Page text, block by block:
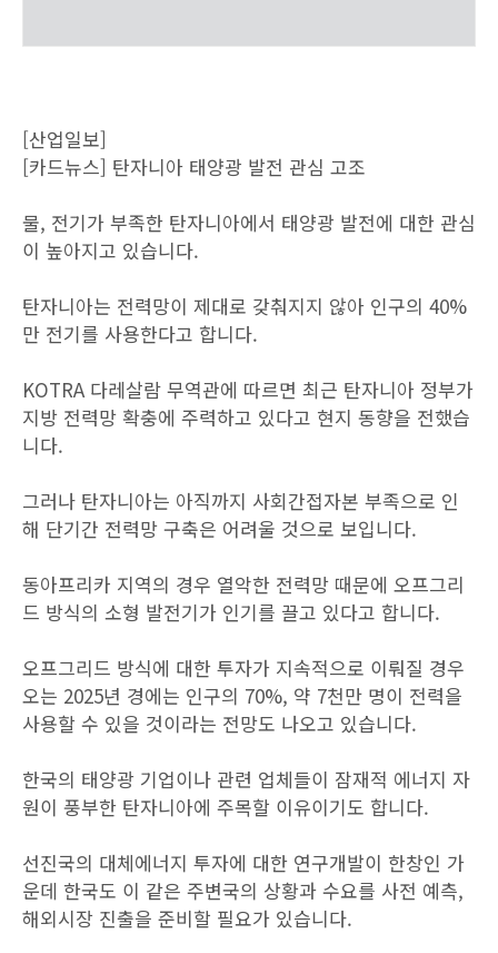
[산업일보]
[카드뉴스] 탄자니아 태양광 발전 관심 고조
물, 전기가 부족한 탄자니아에서 태양광 발전에 대한 관심
이 높아지고 있습니다.
탄자니아는 전력망이 제대로 갖춰지지 않아 인구의 40%
만 전기를 사용한다고 합니다.
KOTRA 다레살람 무역관에 따르면 최근 탄자니아 정부가
지방 전력망 확충에 주력하고 있다고 현지 동향을 전했습
니다.
그러나 탄자니아는 아직까지 사회간접자본 부족으로 인
해 단기간 전력망 구축은 어려울 것으로 보입니다.
동아프리카 지역의 경우 열악한 전력망 때문에 오프그리
드 방식의 소형 발전기가 인기를 끌고 있다고 합니다.
오프그리드 방식에 대한 투자가 지속적으로 이뤄질 경우
오는 2025년 경에는 인구의 70%, 약 7천만 명이 전력을
사용할 수 있을 것이라는 전망도 나오고 있습니다.
한국의 태양광 기업이나 관련 업체들이 잠재적 에너지 자
원이 풍부한 탄자니아에 주목할 이유이기도 합니다.
선진국의 대체에너지 투자에 대한 연구개발이 한창인 가
운데 한국도 이 같은 주변국의 상황과 수요를 사전 예측,
해외시장 진출을 준비할 필요가 있습니다.